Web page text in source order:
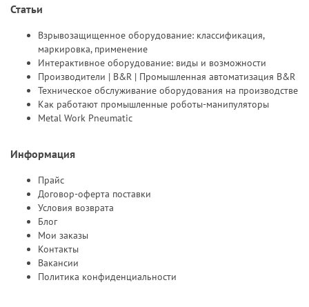
Статьи
Взрывозащищенное оборудование: классификация,
маркировка, применение
Интерактивное оборудование: виды и возможности
Производители | B&R | Промышленная автоматизация B&R
Техническое обслуживание оборудования на производстве
Как работают промышленные роботы-манипуляторы
Metal Work Pneumatic
Информация
Прайс
Договор-оферта поставки
Условия возврата
Блог
Мои заказы
Контакты
Вакансии
Политика конфиденциальности